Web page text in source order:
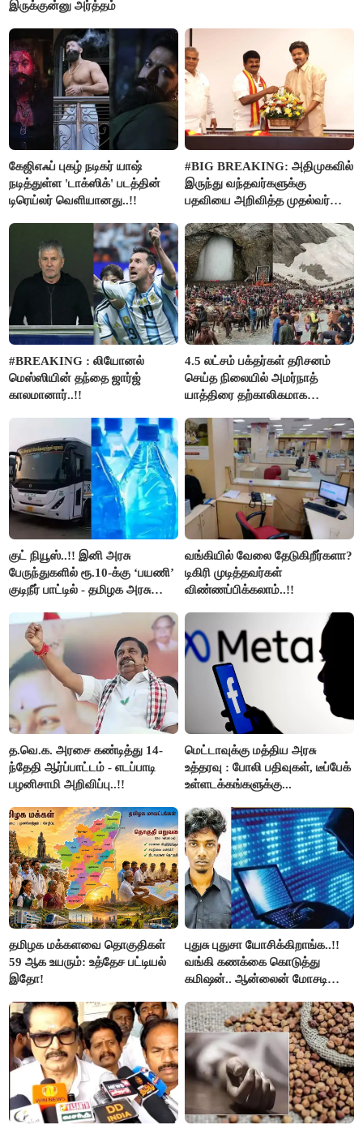
இருக்குன்னு அர்த்தம்
கேஜிஎஃப் புகழ் நடிகர் யாஷ்
நடித்துள்ள 'டாக்‌ஸிக்' படத்தின்
டிரெய்லர் வெளியானது..!!
#BIG BREAKING: அதிமுகவில்
இருந்து வந்தவர்களுக்கு
பதவியை அறிவித்த முதல்வர்
#BREAKING : லியோனல்
மெஸ்ஸியின் தந்தை ஜார்ஜ்
காலமானார்..!!
4.5 லட்சம் பக்தர்கள் தரிசனம்
செய்த நிலையில் அமர்நாத்
யாத்திரை தற்காலிகமாக
குட் நியூஸ்..!! இனி அரசு
பேருந்துகளில் ரூ.10-க்கு ‘பயணி’
குடிநீர் பாட்டில் - தமிழக அரசு
வங்கியில் வேலை தேடுகிறீர்களா?
டிகிரி முடித்தவர்கள்
விண்ணப்பிக்கலாம்..!!
த.வெ.க. அரசை கண்டித்து 14-
ந்தேதி ஆர்ப்பாட்டம் - எடப்பாடி
பழனிசாமி அறிவிப்பு..!!
மெட்டாவுக்கு மத்திய அரசு
உத்தரவு : போலி பதிவுகள், டீப்பேக்
உள்ளடக்கங்களுக்கு...
தமிழக மக்களவை தொகுதிகள்
59 ஆக உயரும்: உத்தேச பட்டியல்
இதோ!
புதுசு புதுசா யோசிக்கிறாங்க..!!
வங்கி கணக்கை கொடுத்து
கமிஷன்.. ஆன்லைன் மோசடி
கைது..!!